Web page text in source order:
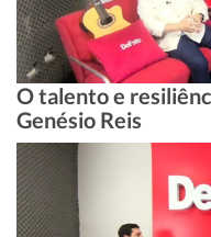
O talento e
Genésio Reis